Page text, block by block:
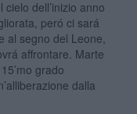
dell’inizio anno
peró ci sará
al segno del Leone,
affrontare. Marte
grado
dalla